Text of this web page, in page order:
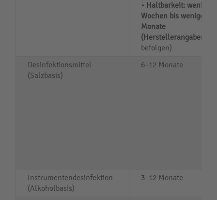
• Haltbarkeit: wenige
Wochen bis wenige
Monate
(Herstellerangaben/
befolgen)
Desinfektionsmittel
(Salzbasis)
6–12 Monate
Instrumentendesinfektion
(Alkoholbasis)
3–12 Monate